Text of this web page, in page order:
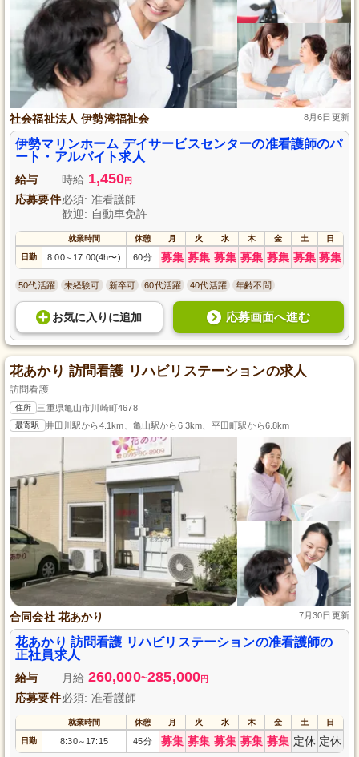
社会福祉法人 伊勢湾福祉会 8月6日更新
伊勢マリンホーム デイサービスセンターの准看護師のパ
ート・アルバイト求人
給与 時給 1,450円
応募要件必須: 准看護師
歓迎: 自動車免許
就業時間 休憩 月 火 水 木 金 土 日
日勤 8:00～ 17:00(4h〜) 60分 募集 募集 募集 募集 募集 募集 募集
50代活躍 未経験可 新卒可 60代活躍 40代活躍 年齢不問
お気に入り に追加 応募画面へ進む
花あかり 訪問看護 リハビリステーションの求人
訪問看護
住所 三重県亀山市川崎町4678
最寄駅 井田川駅から4.1km、亀山駅から6.3km、平田町駅から6.8km
合同会社 花あかり 7月30日更新
花あかり 訪問看護 リハビリステーションの准看護師の
正社員求人
給与 月給 260,000~285,000円
応募要件必須: 准看護師
就業時間 休憩 月 火 水 木 金 土 日
日勤 8:30～ 17:15 45分 募集 募集 募集 募集 募集 定休 定休